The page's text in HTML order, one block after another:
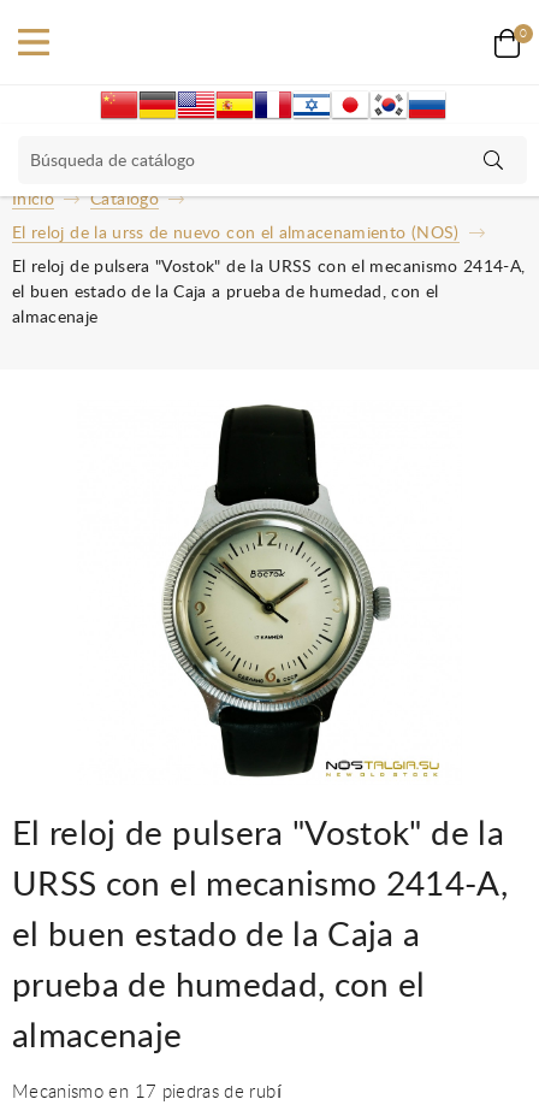
0
Inicio
Catalogo
El reloj de la urss de nuevo con el almacenamiento (NOS)
El reloj de pulsera "Vostok" de la URSS con el mecanismo 2414-A,
el buen estado de la Caja a prueba de humedad, con el
almacenaje
El reloj de pulsera "Vostok" de la
URSS con el mecanismo 2414-A,
el buen estado de la Caja a
prueba de humedad, con el
almacenaje
Mecanismo en 17 piedras de rubí